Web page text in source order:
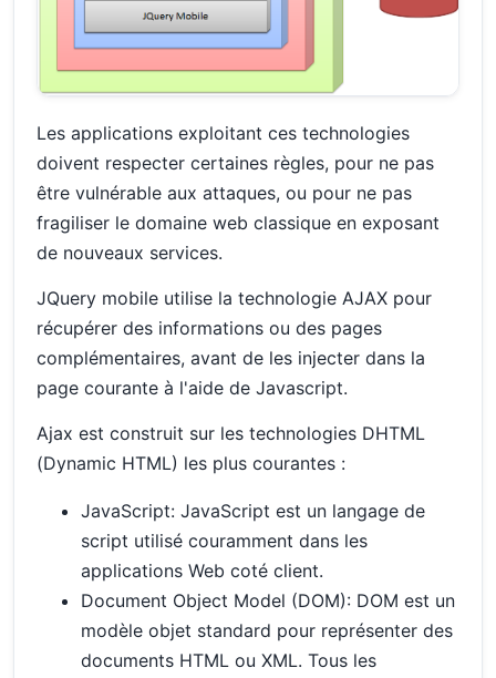
Les applications exploitant ces technologies
doivent respecter certaines règles, pour ne pas
être vulnérable aux attaques, ou pour ne pas
fragiliser le domaine web classique en exposant
de nouveaux services.
JQuery mobile utilise la technologie AJAX pour
récupérer des informations ou des pages
complémentaires, avant de les injecter dans la
page courante à l'aide de Javascript.
Ajax est construit sur les technologies DHTML
(Dynamic HTML) les plus courantes :
JavaScript: JavaScript est un langage de
script utilisé couramment dans les
applications Web coté client.
Document Object Model (DOM): DOM est un
modèle objet standard pour représenter des
documents HTML ou XML. Tous les